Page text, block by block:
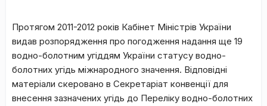
Протягом 2011-2012 років Кабінет Міністрів України
видав розпорядження про погодження надання ще 19
водно-болотним угіддям України статусу водно-
болотних угідь міжнародного значення. Відповідні
матеріали скеровано в Секретаріат конвенції для
внесення зазначених угідь до Переліку водно-болотних